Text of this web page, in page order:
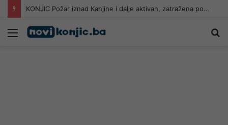
KONJIC Požar iznad Kanjine i dalje aktivan, zatražena pomoć iz zraka
Meni